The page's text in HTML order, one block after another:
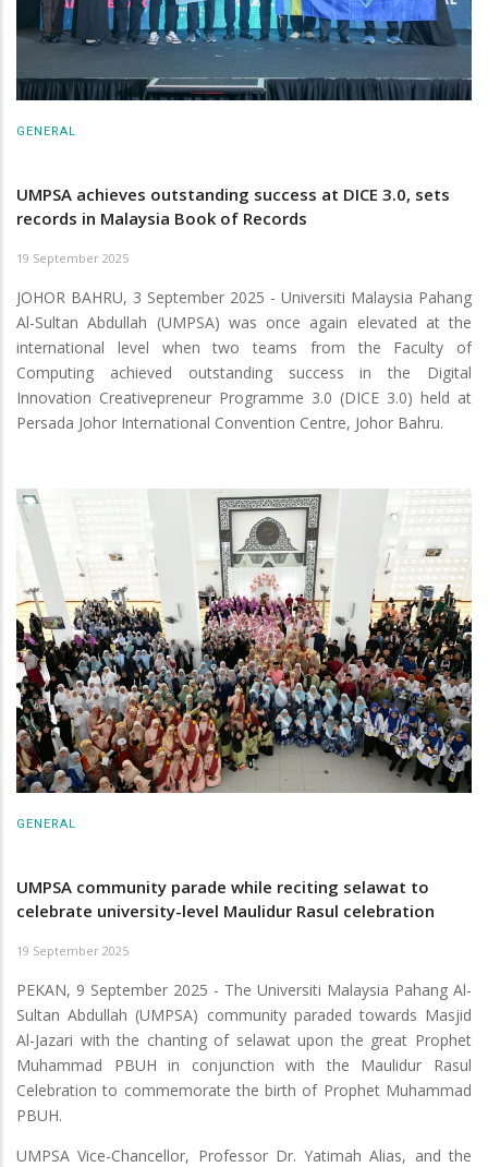
GENERAL
UMPSA achieves outstanding success at DICE 3.0, sets
records in Malaysia Book of Records
19 September 2025
JOHOR BAHRU, 3 September 2025 - Universiti Malaysia Pahang
Al-Sultan Abdullah (UMPSA) was once again elevated at the
international level when two teams from the Faculty of
Computing achieved outstanding success in the Digital
Innovation Creativepreneur Programme 3.0 (DICE 3.0) held at
Persada Johor International Convention Centre, Johor Bahru.
GENERAL
UMPSA community parade while reciting selawat to
celebrate university-level Maulidur Rasul celebration
19 September 2025
PEKAN, 9 September 2025 - The Universiti Malaysia Pahang Al-
Sultan Abdullah (UMPSA) community paraded towards Masjid
Al-Jazari with the chanting of selawat upon the great Prophet
Muhammad PBUH in conjunction with the Maulidur Rasul
Celebration to commemorate the birth of Prophet Muhammad
PBUH.
UMPSA Vice-Chancellor, Professor Dr. Yatimah Alias, and the